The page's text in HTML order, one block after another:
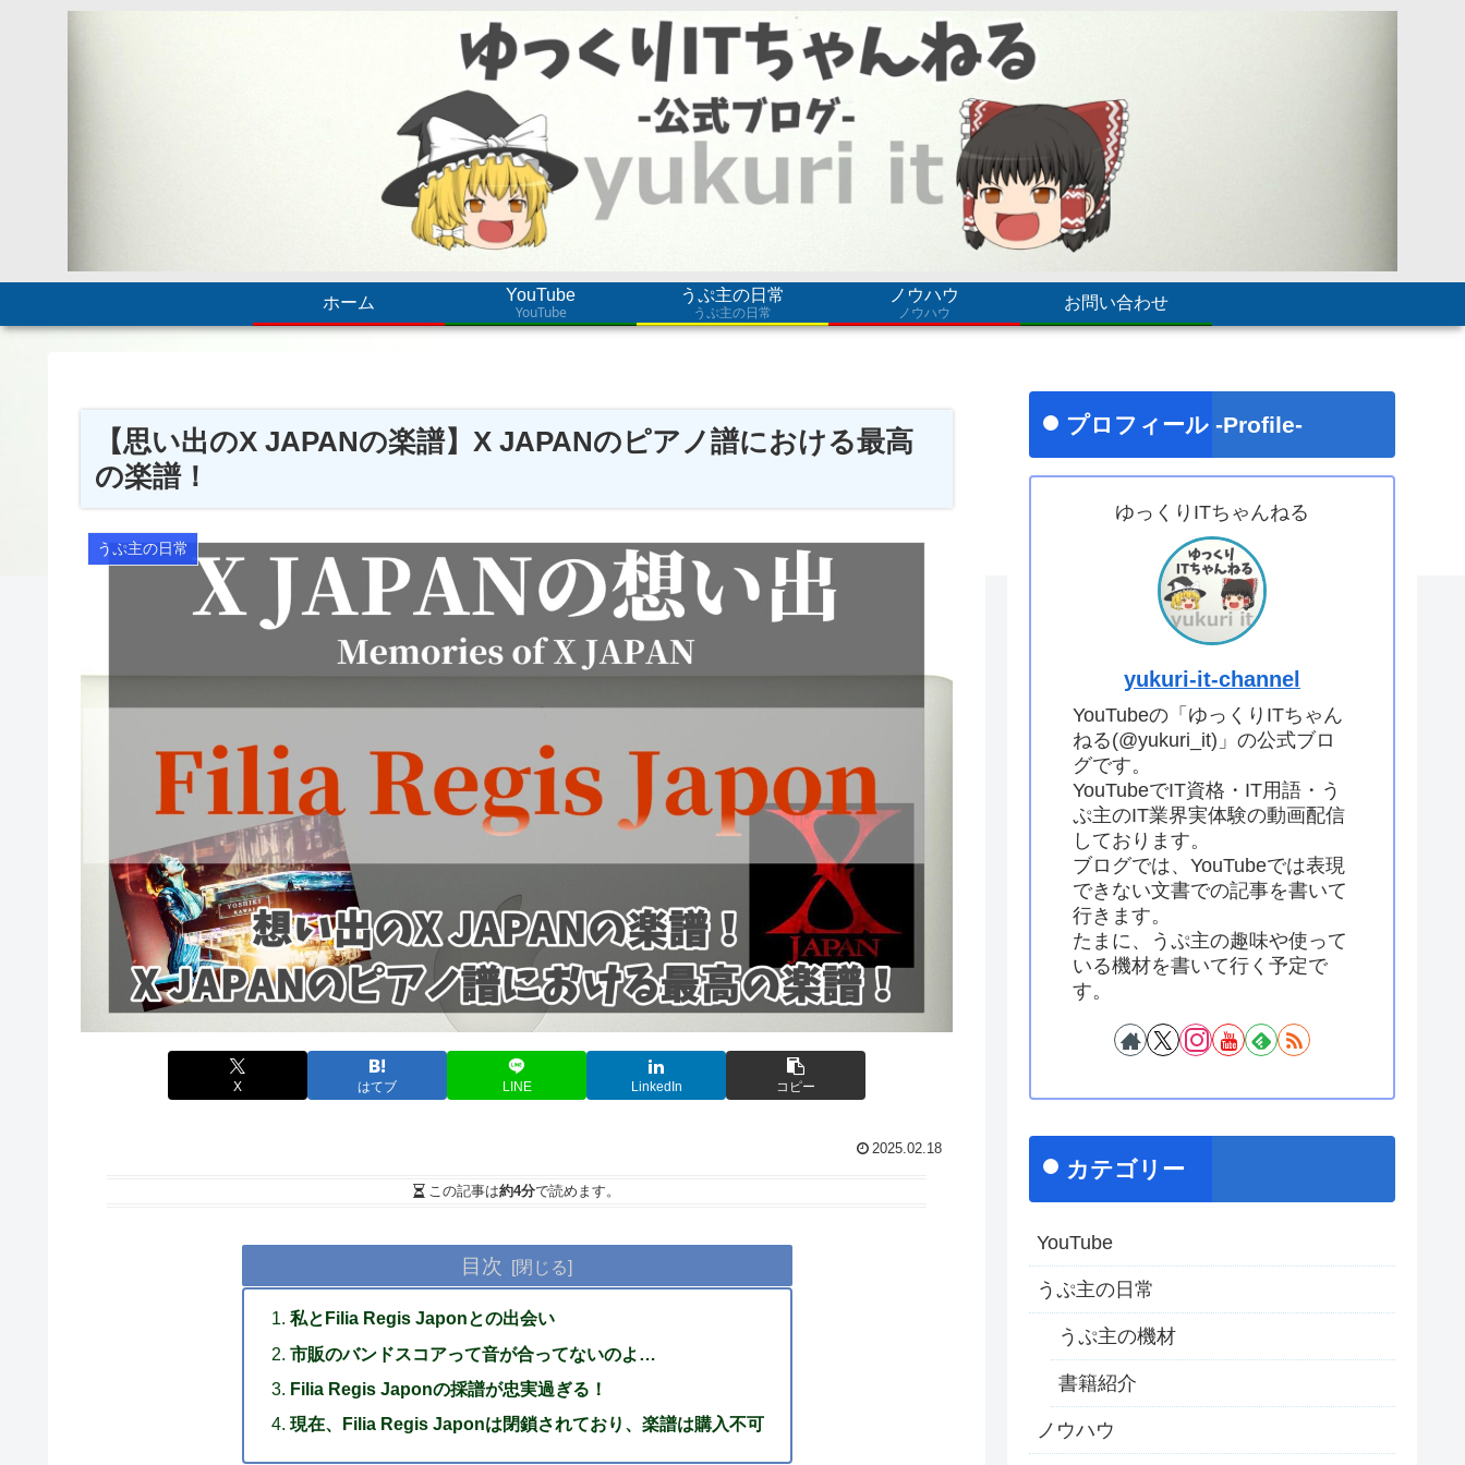
ホーム
YouTube
YouTube
うぷ主の日常
うぷ主の日常
ノウハウ
ノウハウ
お問い合わせ
【思い出のX JAPANの楽譜】X JAPANのピアノ譜における最高
の楽譜！
うぷ主の日常
X はてブ LINE LinkedIn コピー
2025.02.18
この記事は約4分で読めます。
目次
私とFilia Regis Japonとの出会い
市販のバンドスコアって音が合ってないのよ…
Filia Regis Japonの採譜が忠実過ぎる！
現在、Filia Regis Japonは閉鎖されており、楽譜は購入不可
プロフィール -Profile-
ゆっくりITちゃんねる
yukuri-it-channel
YouTubeの「ゆっくりITちゃん
ねる(@yukuri_it)」の公式ブロ
グです。
YouTubeでIT資格・IT用語・う
ぷ主のIT業界実体験の動画配信
しております。
ブログでは、YouTubeでは表現
できない文書での記事を書いて
行きます。
たまに、うぷ主の趣味や使って
いる機材を書いて行く予定で
す。
カテゴリー
YouTube
うぷ主の日常
うぷ主の機材
書籍紹介
ノウハウ